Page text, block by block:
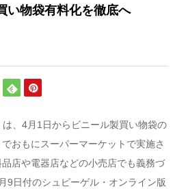
い物袋有料化を徹底へ
は、4月1日からビニール製買い物袋の
おもにスーパーマーケットで実施さ
店や電器店などの小売店でも義務づ
9日付のシュピーゲル・オンライン版